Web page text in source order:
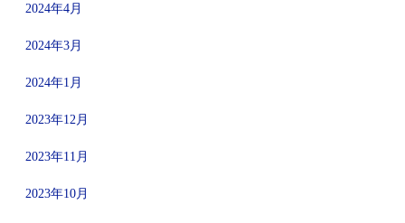
2024年4月
2024年3月
2024年1月
2023年12月
2023年11月
2023年10月